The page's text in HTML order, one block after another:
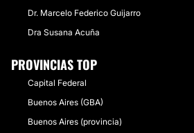
Dr. Marcelo Federico Guijarro
Dra Susana Acuña
PROVINCIAS TOP
Capital Federal
Buenos Aires (GBA)
Buenos Aires (provincia)